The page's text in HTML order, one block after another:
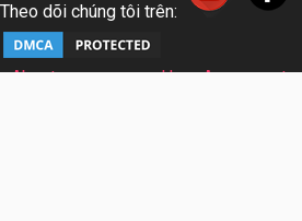
Theo dõi chúng tôi trên:
About us User Agreement